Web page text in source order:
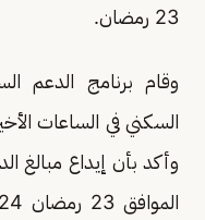
23 رمضان.
وقام برنامج الدعم
السكني في الساعات
وأكد بأن إيداع مبالغ